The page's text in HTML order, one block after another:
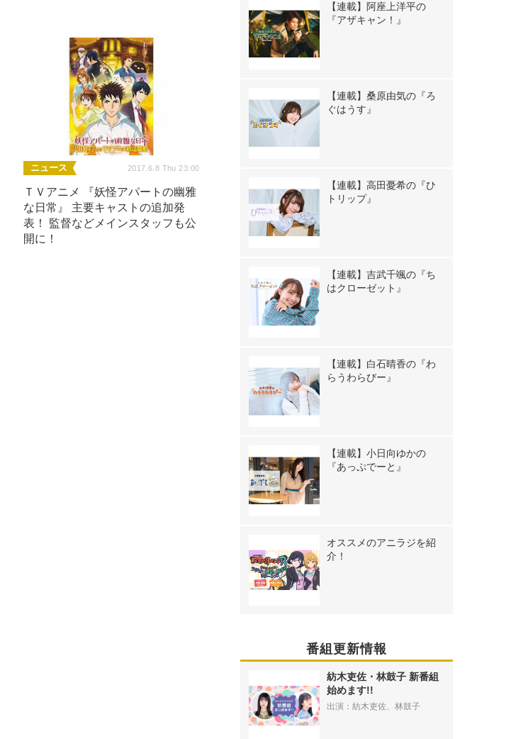
ニュース 2017.6.8 Thu 23:00
ＴＶアニメ 『妖怪アパートの幽雅
な日常』 主要キャストの追加発
表！ 監督などメインスタッフも公
開に！
【連載】阿座上洋平の
『アザキャン！』
【連載】桑原由気の『ろ
ぐはうす』
【連載】高田憂希の『ひ
トリップ』
【連載】吉武千颯の『ち
はクローゼット』
【連載】白石晴香の『わ
らうわらびー』
【連載】小日向ゆかの
『あっぷでーと』
オススメのアニラジを紹
介！
番組更新情報
紡木吏佐・林鼓子 新番組
始めます!!
出演：紡木吏佐、林鼓子